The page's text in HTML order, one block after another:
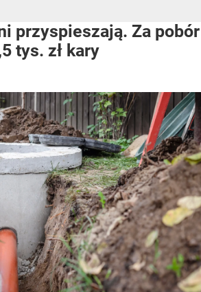
przyspieszają. Za pobór
tys. zł kary